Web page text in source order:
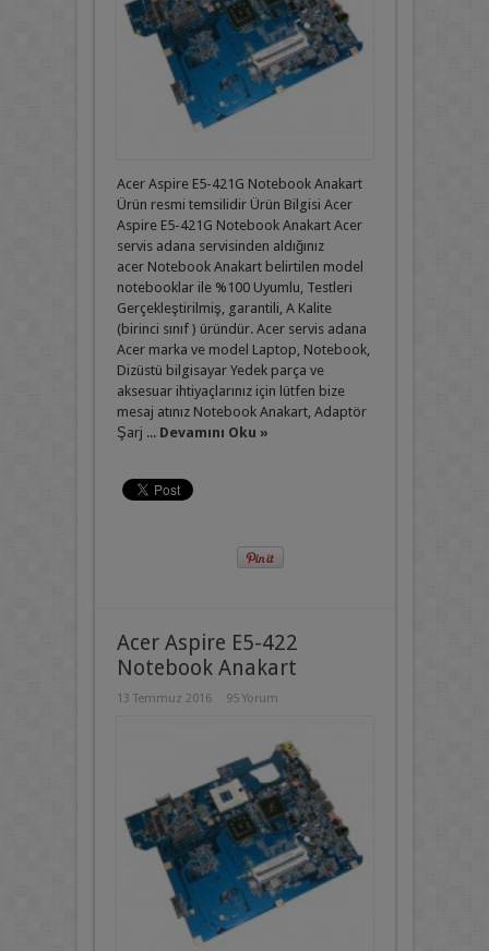
Acer Aspire E5-421G Notebook Anakart
Ürün resmi temsilidir Ürün Bilgisi Acer
Aspire E5-421G Notebook Anakart Acer
servis adana servisinden aldığınız
acer Notebook Anakart belirtilen model
notebooklar ile %100 Uyumlu, Testleri
Gerçekleştirilmiş, garantili, A Kalite
(birinci sınıf ) üründür. Acer servis adana
Acer marka ve model Laptop, Notebook,
Dizüstü bilgisayar Yedek parça ve
aksesuar ihtiyaçlarınız için lütfen bize
mesaj atınız Notebook Anakart, Adaptör
Şarj ... Devamını Oku »
Acer Aspire E5-422
Notebook Anakart
13 Temmuz 2016 95 Yorum